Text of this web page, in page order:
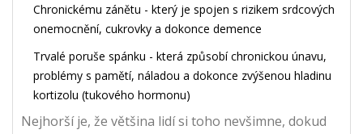
Chronickému zánětu - který je spojen s rizikem srdcových
onemocnění, cukrovky a dokonce demence
Trvalé poruše spánku - která způsobí chronickou únavu,
problémy s pamětí, náladou a dokonce zvýšenou hladinu
kortizolu (tukového hormonu)
Nejhorší je, že většina lidí si toho nevšimne, dokud